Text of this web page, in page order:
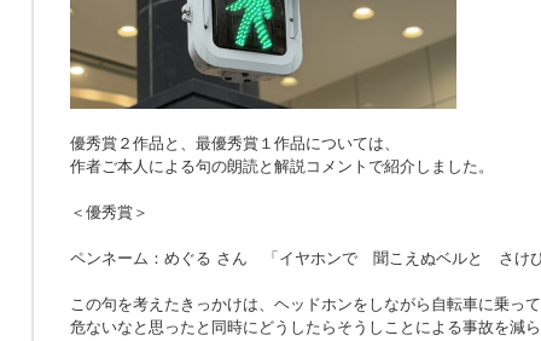
優秀賞２作品と、最優秀賞１作品については、
作者ご本人による句の朗読と解説コメントで紹介しました。
＜優秀賞＞
ペンネーム：めぐる さん 「イヤホンで 聞こえぬベルと さけ
この句を考えたきっかけは、ヘッドホンをしながら自転車に乗っ
危ないなと思ったと同時にどうしたらそうしことによる事故を減